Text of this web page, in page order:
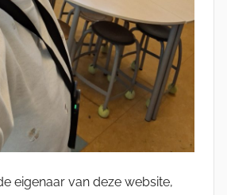
eigenaar van deze website,